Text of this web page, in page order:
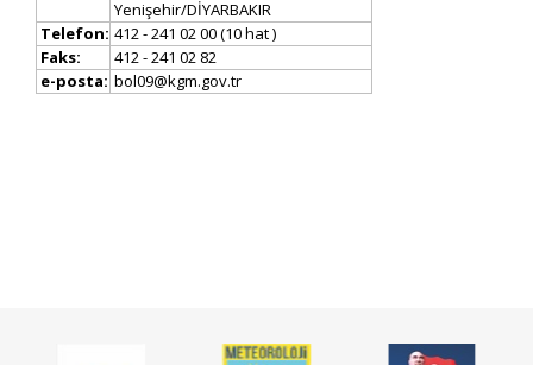
Yenişehir/DİYARBAKIR
Telefon: 412 - 241 02 00 (10 hat )
Faks:
412 - 241 02 82
e-posta: bol09@kgm.gov.tr